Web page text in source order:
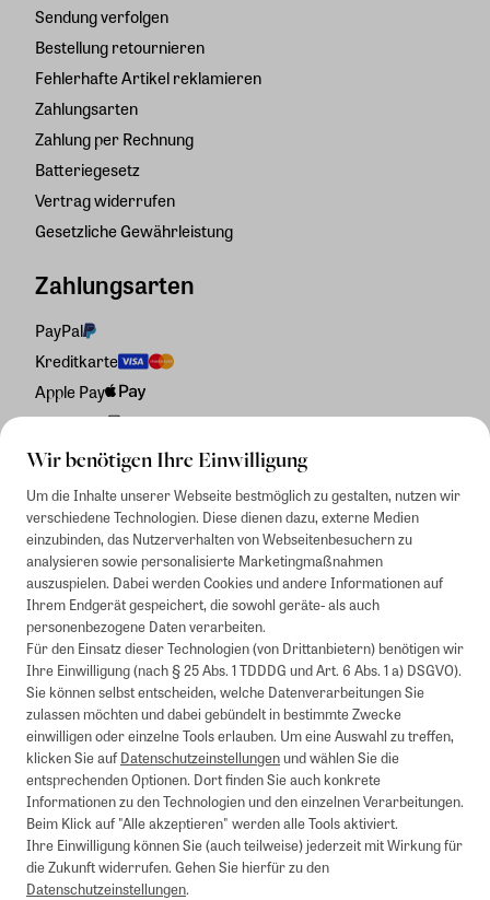
Wir benötigen Ihre Einwilligung
Um die Inhalte unserer Webseite bestmöglich zu gestalten, nutzen wir
verschiedene Technologien. Diese dienen dazu, externe Medien
einzubinden, das Nutzerverhalten von Webseitenbesuchern zu
analysieren sowie personalisierte Marketingmaßnahmen
auszuspielen. Dabei werden Cookies und andere Informationen auf
Ihrem Endgerät gespeichert, die sowohl geräte- als auch
personenbezogene Daten verarbeiten.
Für den Einsatz dieser Technologien (von Drittanbietern) benötigen wir
Ihre Einwilligung (nach § 25 Abs. 1 TDDDG und Art. 6 Abs. 1 a) DSGVO).
Sie können selbst entscheiden, welche Datenverarbeitungen Sie
zulassen möchten und dabei gebündelt in bestimmte Zwecke
einwilligen oder einzelne Tools erlauben. Um eine Auswahl zu treffen,
klicken Sie aufDatenschutzeinstellungenund wählen Sie die
entsprechenden Optionen. Dort finden Sie auch konkrete
Informationen zu den Technologien und den einzelnen Verarbeitungen.
Beim Klick auf "Alle akzeptieren" werden alle Tools aktiviert.
Ihre Einwilligung können Sie (auch teilweise) jederzeit mit Wirkung für
die Zukunft widerrufen. Gehen Sie hierfür zu den
Datenschutzeinstellungen.
Sendung verfolgen
Bestellung retournieren
Fehlerhafte Artikel reklamieren
Zahlungsarten
Zahlung per Rechnung
Batteriegesetz
Vertrag widerrufen
Gesetzliche Gewährleistung
Zahlungsarten
PayPal
Kreditkarte
Apple Pay
Rechnung